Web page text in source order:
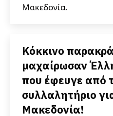
Μακεδονία.
Κόκκινο
μαχαίρωσαν
που έφευγε από
συλλαλητήριο
Μακεδονία!